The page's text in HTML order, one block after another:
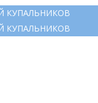
КУПАЛЬНИКОВ
КУПАЛЬНИКОВ